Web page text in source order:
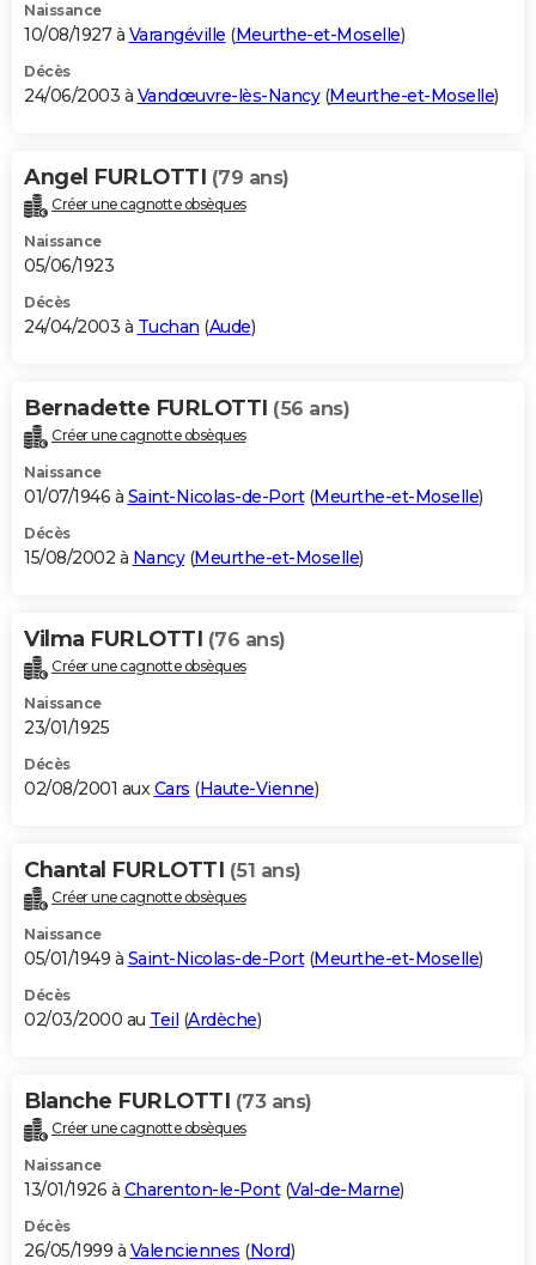
Naissance
10/08/1927 à Varangéville (Meurthe-et-Moselle)
Décès
24/06/2003 à Vandœuvre-lès-Nancy(Meurthe-et-Moselle)
Angel FURLOTTI (79 ans)
Créer une cagnotte obsèques
Naissance
05/06/1923
Décès
24/04/2003 à Tuchan (Aude)
Bernadette FURLOTTI (56 ans)
Créer une cagnotte obsèques
Naissance
01/07/1946 à Saint-Nicolas-de-Port(Meurthe-et-Moselle)
Décès
15/08/2002 à Nancy(Meurthe-et-Moselle)
Vilma FURLOTTI (76 ans)
Créer une cagnotte obsèques
Naissance
23/01/1925
Décès
02/08/2001 auxCars (Haute-Vienne)
Chantal FURLOTTI (51 ans)
Créer une cagnotte obsèques
Naissance
05/01/1949 à Saint-Nicolas-de-Port(Meurthe-et-Moselle)
Décès
02/03/2000 au Teil (Ardèche)
Blanche FURLOTTI (73 ans)
Créer une cagnotte obsèques
Naissance
13/01/1926 à Charenton-le-Pont(Val-de-Marne)
Décès
26/05/1999 à Valenciennes (Nord)